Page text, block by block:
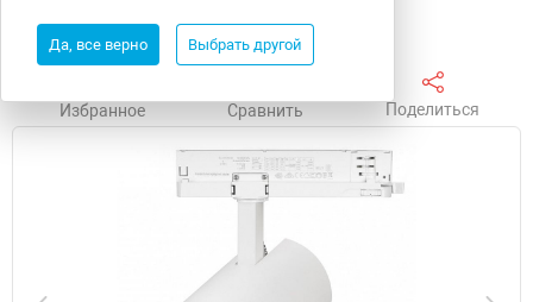
Да, все верно Выбрать другой
Избранное Сравнить Поделиться